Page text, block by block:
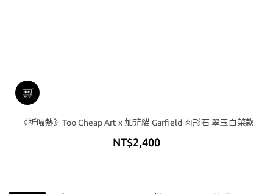
《祈喵熱》Too Cheap Art x 加菲貓 Garfield 肉形石 翠玉白菜款
NT$2,400